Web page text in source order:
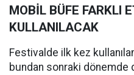
MOBİL BÜFE FARKLI
KULLANILACAK
Festivalde ilk kez
bundan sonraki dönemde